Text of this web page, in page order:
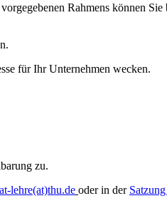
Rahmens können
für Ihr Unternehmen wecken.
zu.
lehre(at)thu.de oder in der